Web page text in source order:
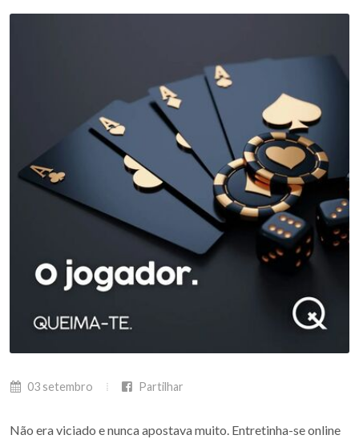
03 setembro Partilhar
Não era viciado e nunca apostava muito. Entretinha-se online